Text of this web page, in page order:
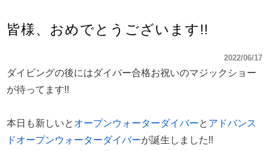
皆様、おめでとうございます!!
2022/06/17
ダイビングの後にはダイバー合格お祝いのマジックショー
が待ってます!!
本日も新しいと オープンウォーターダイバーと アドバンス
ドオープンウォーターダイバーが誕生しました!!